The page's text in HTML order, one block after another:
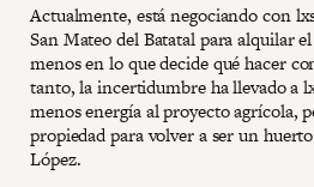
Actualmente, está negociando con
San Mateo del Batatal para alquilar
menos en lo que decide qué hacer
tanto, la incertidumbre ha llevado a
menos energía al proyecto agrícola,
propiedad para volver a ser un
López.